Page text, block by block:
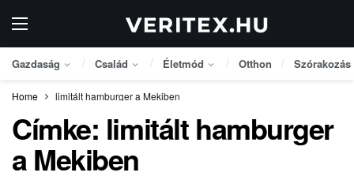
Gazdaság Család Életmód Otthon Szórakozás
Home limitált hamburger a Mekiben
Címke: limitált hamburger
a Mekiben